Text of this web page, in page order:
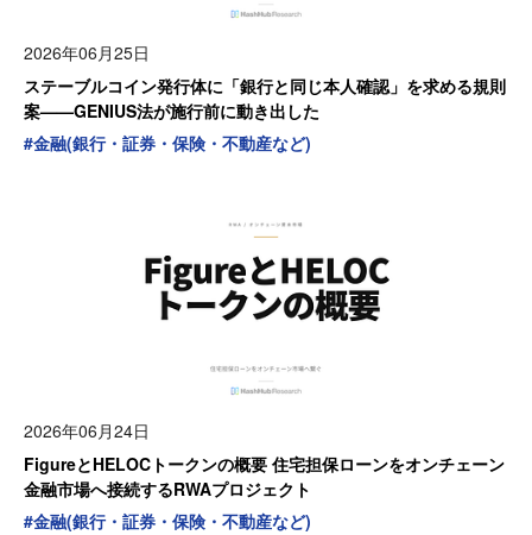
2026年06月25日
ステーブルコイン発行体に「銀行と同じ本人確認」を求める規則
案——GENIUS法が施行前に動き出した
#金融(銀行・証券・保険・不動産など)
2026年06月24日
FigureとHELOCトークンの概要 住宅担保ローンをオンチェーン
金融市場へ接続するRWAプロジェクト
#金融(銀行・証券・保険・不動産など)